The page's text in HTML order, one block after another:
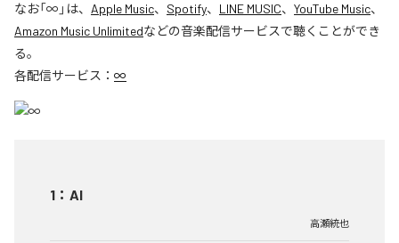
なお「∞ 」は、 Apple Music、 Spotify、 LINE MUSIC、 YouTube Music、
Amazon Music Unlimitedなどの音楽配信サービスで聴くことができ
る。
各配信サービス： ∞
1 ： AI
高瀬統也